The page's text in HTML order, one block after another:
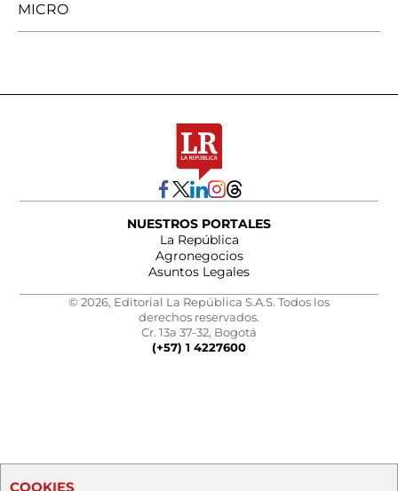
MICRO
NUESTROS PORTALES
La República
Agronegocios
Asuntos Legales
© 2026, Editorial La República S.A.S. Todos los
derechos reservados.
Cr. 13a 37-32, Bogotá
(+57) 1 4227600
COOKIES